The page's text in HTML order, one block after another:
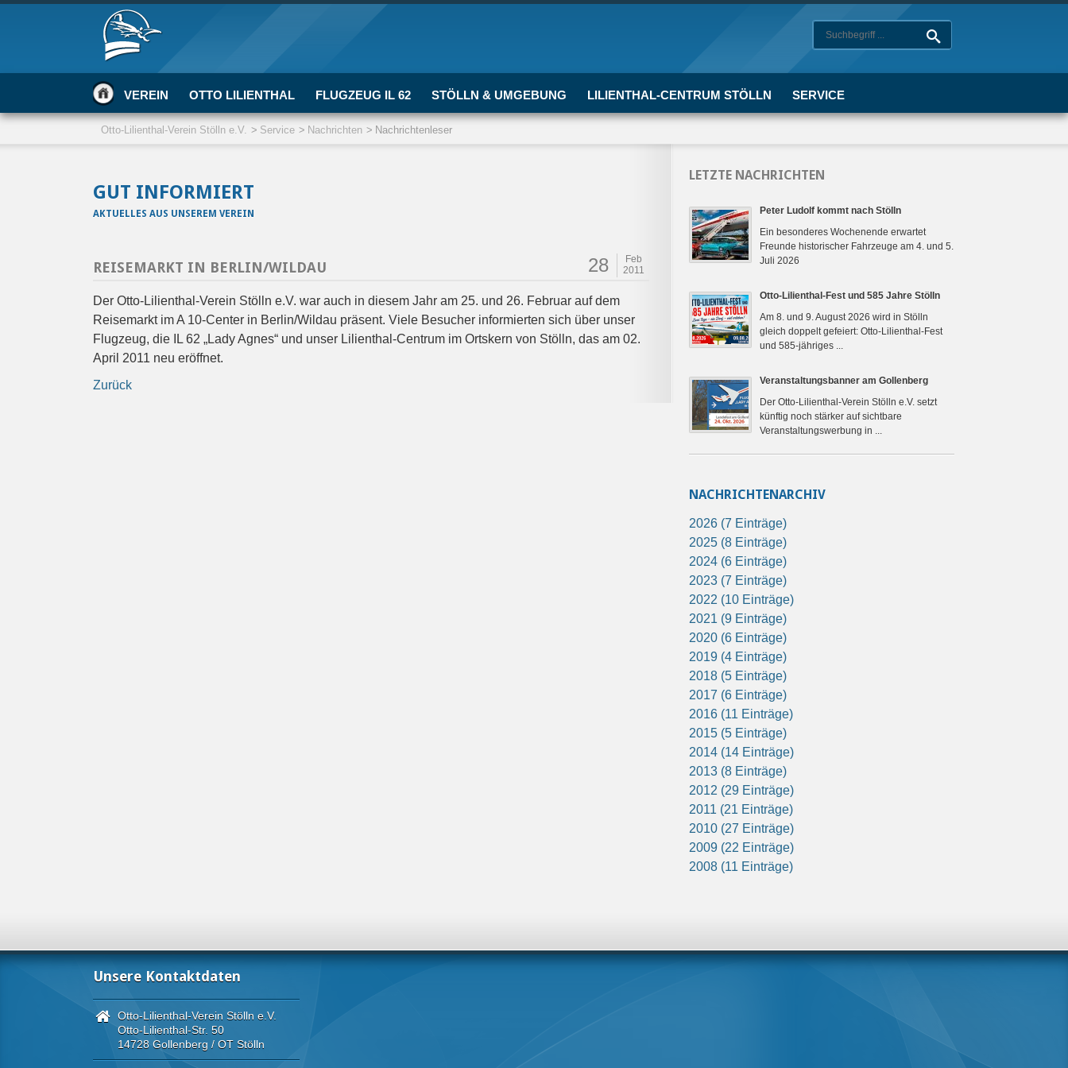
VEREIN OTTO LILIENTHAL FLUGZEUG IL 62 STÖLLN & UMGEBUNG LILIENTHAL-CENTRUM STÖLLN SERVICE
Otto-Lilienthal-Verein Stölln e.V. Service Nachrichten Nachrichtenleser
GUT INFORMIERT
AKTUELLES AUS UNSEREM VEREIN
REISEMARKT IN BERLIN/WILDAU 28
Feb
2011
Der Otto-Lilienthal-Verein Stölln e.V. war auch in diesem Jahr am 25. und 26. Februar auf dem
Reisemarkt im A 10-Center in Berlin/Wildau präsent. Viele Besucher informierten sich über unser
Flugzeug, die IL 62 „Lady Agnes“ und unser Lilienthal-Centrum im Ortskern von Stölln, das am 02.
April 2011 neu eröffnet.
Zurück
LETZTE NACHRICHTEN
Peter Ludolf kommt nach Stölln
Ein besonderes Wochenende erwartet
Freunde historischer Fahrzeuge am 4. und 5.
Juli 2026
Otto-Lilienthal-Fest und 585 Jahre Stölln
Am 8. und 9. August 2026 wird in Stölln
gleich doppelt gefeiert: Otto-Lilienthal-Fest
und 585-jähriges ...
Veranstaltungsbanner am Gollenberg
Der Otto-Lilienthal-Verein Stölln e.V. setzt
künftig noch stärker auf sichtbare
Veranstaltungswerbung in ...
NACHRICHTENARCHIV
2026 (7 Einträge)
2025 (8 Einträge)
2024 (6 Einträge)
2023 (7 Einträge)
2022 (10 Einträge)
2021 (9 Einträge)
2020 (6 Einträge)
2019 (4 Einträge)
2018 (5 Einträge)
2017 (6 Einträge)
2016 (11 Einträge)
2015 (5 Einträge)
2014 (14 Einträge)
2013 (8 Einträge)
2012 (29 Einträge)
2011 (21 Einträge)
2010 (27 Einträge)
2009 (22 Einträge)
2008 (11 Einträge)
Unsere Kontaktdaten
Otto-Lilienthal-Verein Stölln e.V.
Otto-Lilienthal-Str. 50
14728 Gollenberg / OT Stölln